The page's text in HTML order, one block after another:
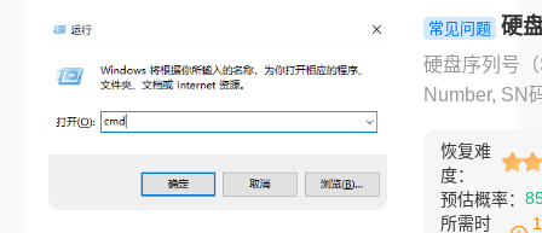
那些常见的“
文所有方法
实测，且会
家恢复技巧
件误删，还
体拍摄素材
化，那种焦
奈我深有体
么误格式化
么恢复呢？
我将结合多
常见问题 硬
号怎么查？
效方法，一
硬盘序列号
Number, SN
证”，用于保
证、真伪识
据恢复或资
恢复难
度：
预估概率：
所需时